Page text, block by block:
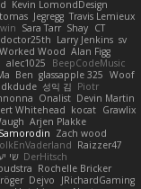
Kevin LomondDesign
Jegregg Travis Lemieux
Sara Tarr Shay CT
doctor25th Larry Jenkins sv
Worked Wood Alan Figg
alec1025
BeepCodeMusic
Ben glassapple 325 Woof
idkdude 성익 김 Piotr
Onalist Devin Martin
Whitehead kocat Grawlix
Arjen Plakke
Zach wood
Raizzer47
שי DerHitsch
Rochelle Bricker
Dejvo
JRichardGaming